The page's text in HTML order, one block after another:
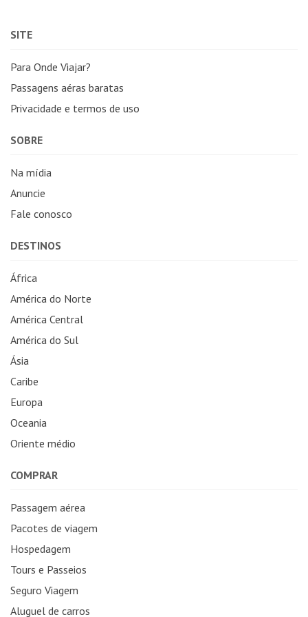
SITE
Para Onde Viajar?
Passagens aéras baratas
Privacidade e termos de uso
SOBRE
Na mídia
Anuncie
Fale conosco
DESTINOS
África
América do Norte
América Central
América do Sul
Ásia
Caribe
Europa
Oceania
Oriente médio
COMPRAR
Passagem aérea
Pacotes de viagem
Hospedagem
Tours e Passeios
Seguro Viagem
Aluguel de carros